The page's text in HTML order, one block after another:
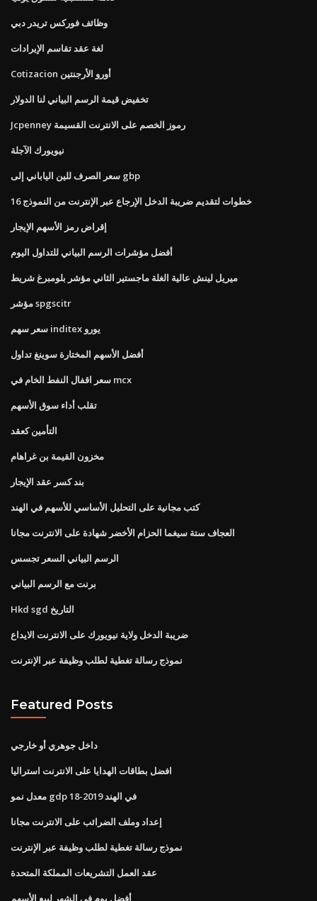
وظائف فوركس تريدر دبي
لغة عقد تقاسم الإيرادات
Cotizacion أورو الأرجنتين
تخفيض قيمة الرسم البياني لنا الدولار
Jcpenney رموز الخصم على الانترنت القسيمة
نيويورك الآجلة
سعر الصرف للين الياباني إلى gbp
خطوات لتقديم ضريبة الدخل الإرجاع عبر الإنترنت من النموذج 16
إقراض رمز الأسهم الإيجار
أفضل مؤشرات الرسم البياني للتداول اليوم
ميريل لينش عالية الغلة ماجستير الثاني مؤشر بلومبرغ شريط
مؤشر spgscitr
سعر سهم inditex يورو
أفضل الأسهم المختارة سوينغ تداول
سعر اقفال النفط الخام في mcx
تقلب أداء سوق الأسهم
التأمين كعقد
مخزون القيمة بن غراهام
بند كسر عقد الإيجار
كتب مجانية على التحليل الأساسي للأسهم في الهند
العجاف ستة سيغما الحزام الأخضر شهادة على الانترنت مجانا
الرسم البياني السعر تجسس
برنت مع الرسم البياني
Hkd sgd التاريخ
ضريبة الدخل ولاية نيويورك على الانترنت الايداع
نموذج رسالة تغطية لطلب وظيفة عبر الإنترنت
Featured Posts
داخل جوهري أو خارجي
افضل بطاقات الهدايا على الانترنت استراليا
معدل نمو gdp في الهند 2019-18
إعداد وملف الضرائب على الانترنت مجانا
نموذج رسالة تغطية لطلب وظيفة عبر الإنترنت
عقد العمل التشريعات المملكة المتحدة
أفضل يوم في الشهر لبيع الأسهم